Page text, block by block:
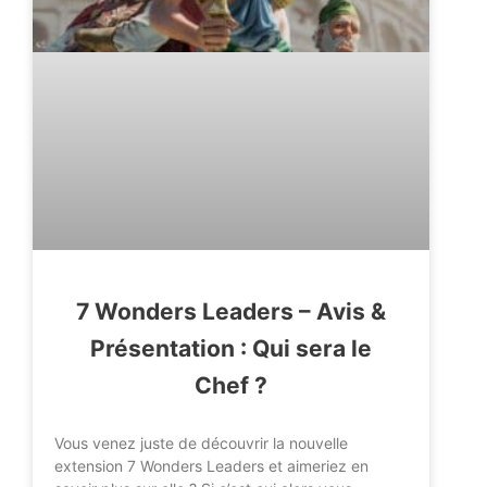
7 Wonders Leaders – Avis &
Présentation : Qui sera le
Chef ?
Vous venez juste de découvrir la nouvelle
extension 7 Wonders Leaders et aimeriez en